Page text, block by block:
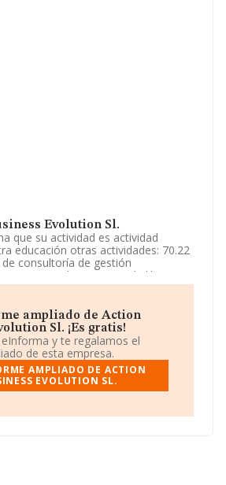
Evolution Sl.
que su actividad es actividad
educación otras actividades: 70.22
consultoría de gestión
comercio al por menor de libros en
46.19 / intermediarios
empresa es una Sociedad Limitada.
a 8559 con código 'Otra
No realiza actividad de importación
.
en Calle Del Principe núm. 2,
ampliado de Action
Sl. ¡Es gratis!
y te regalamos el
de esta empresa.
AMPLIADO DE ACTION
EVOLUTION SL.